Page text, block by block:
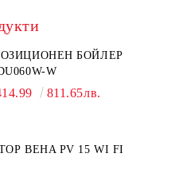
БОЙЛЕР
W
811.65лв.
BEHA PV 15 WI FI